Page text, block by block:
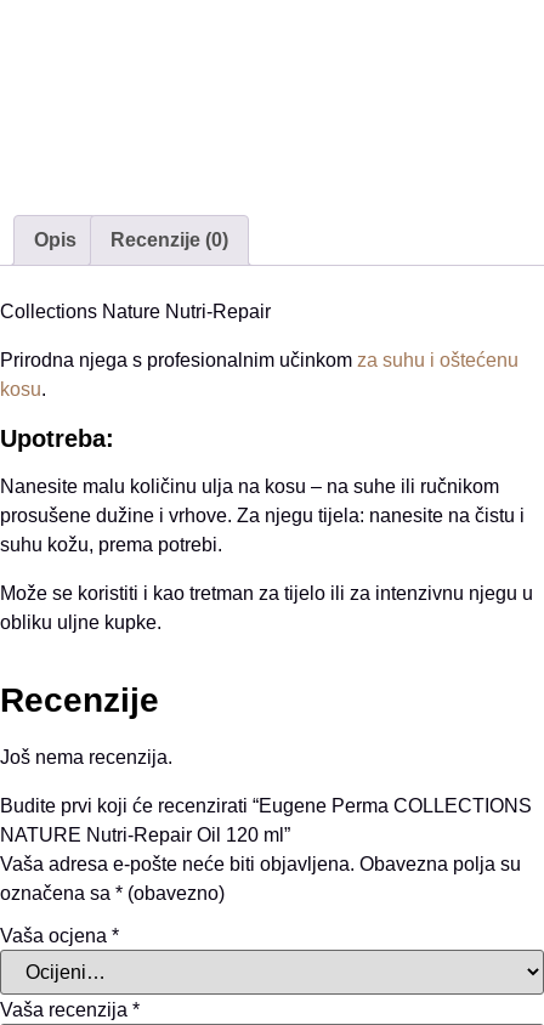
Opis Recenzije (0)
Collections Nature Nutri-Repair
Prirodna njega s profesionalnim učinkom za suhu i oštećenu
kosu.
Upotreba:
Nanesite malu količinu ulja na kosu – na suhe ili ručnikom
prosušene dužine i vrhove. Za njegu tijela: nanesite na čistu i
suhu kožu, prema potrebi.
Može se koristiti i kao tretman za tijelo ili za intenzivnu njegu u
obliku uljne kupke.
Recenzije
Još nema recenzija.
Budite prvi koji će recenzirati “Eugene Perma COLLECTIONS
NATURE Nutri-Repair Oil 120 ml”
Vaša adresa e-pošte neće biti objavljena. Obavezna polja su
označena sa * (obavezno)
Vaša ocjena *
Vaša recenzija *